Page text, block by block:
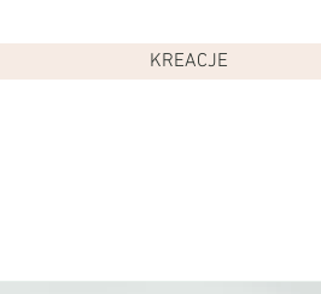
KREACJE